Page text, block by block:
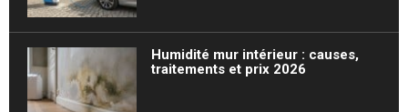
Humidité mur intérieur : causes,
traitements et prix 2026